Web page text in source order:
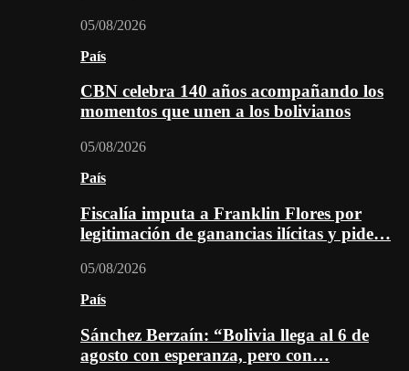
05/08/2026
País
CBN celebra 140 años acompañando los
momentos que unen a los bolivianos
05/08/2026
País
Fiscalía imputa a Franklin Flores por
legitimación de ganancias ilícitas y pide…
05/08/2026
País
Sánchez Berzaín: “Bolivia llega al 6 de
agosto con esperanza, pero con…